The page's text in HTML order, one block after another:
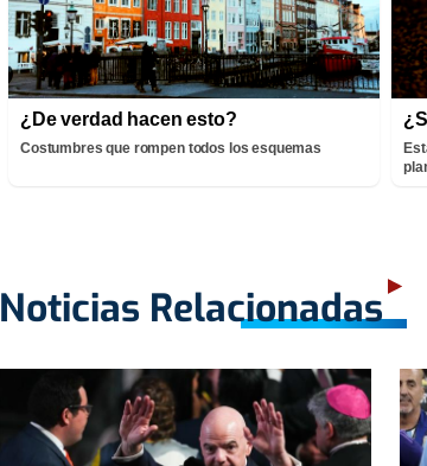
¿De verdad hacen esto?
Costumbres que rompen todos los esquemas
Noticias Relacionadas